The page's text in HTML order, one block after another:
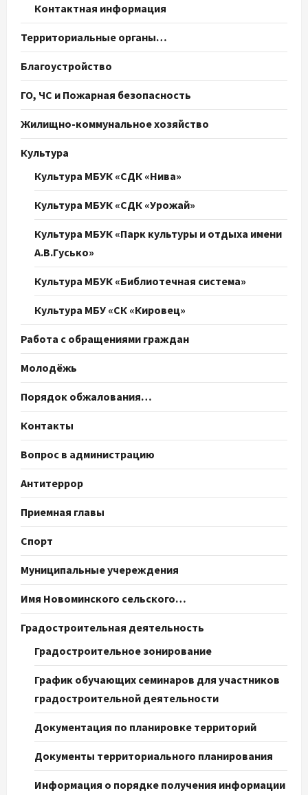
Контактная информация
Территориальные органы…
Благоустройство
ГО, ЧС и Пожарная безопасность
Жилищно-коммунальное хозяйство
Культура
Культура МБУК «СДК «Нива»
Культура МБУК «СДК «Урожай»
Культура МБУК «Парк культуры и отдыха имени
А.В.Гусько»
Культура МБУК «Библиотечная система»
Культура МБУ «СК «Кировец»
Работа с обращениями граждан
Молодёжь
Порядок обжалования…
Контакты
Вопрос в администрацию
Антитеррор
Приемная главы
Спорт
Муниципальные учереждения
Имя Новоминского сельского…
Градостроительная деятельность
Градостроительное зонирование
График обучающих семинаров для участников
градостроительной деятельности
Документация по планировке территорий
Документы территориального планирования
Информация о порядке получения информации